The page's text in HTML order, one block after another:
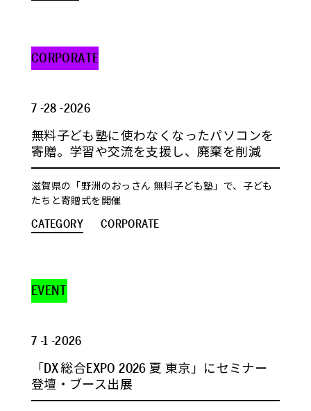
CORPORATE
7 -28 -2026
無料子ども塾に使わなくなったパソコンを
寄贈。学習や交流を支援し、廃棄を削減
滋賀県の「野洲のおっさん 無料子ども塾」で、子ども
たちと寄贈式を開催
CATEGORY CORPORATE
EVENT
7 -1 -2026
「DX 総合EXPO 2026 夏 東京」にセミナー
登壇・ブース出展